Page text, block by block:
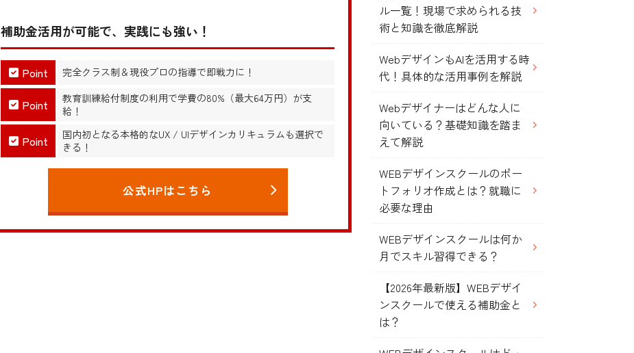
補助金活用が可能で、実践にも強い！
Point 完全クラス制＆現役プロの指導で即戦力に！
Point
教育訓練給付制度の利用で学費の80%（最大64万円）が支
給！
Point
国内初となる本格的なUX / UIデザインカリキュラムも選択で
きる！
公式HPはこちら
ル一覧！現場で求められる技
術と知識を徹底解説
WebデザインもAIを活用する時
代！具体的な活用事例を解説
Webデザイナーはどんな人に
向いている？基礎知識を踏ま
えて解説
WEBデザインスクールのポー
トフォリオ作成とは？就職に
必要な理由
WEBデザインスクールは何か
月でスキル習得できる？
【2026年最新版】WEBデザイ
ンスクールで使える補助金と
は？